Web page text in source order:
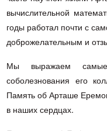
вычислительной
годы работал почти с
доброжелательным и
Мы выражаем
соболезнования его
Память об Арташе
в наших сердцах.